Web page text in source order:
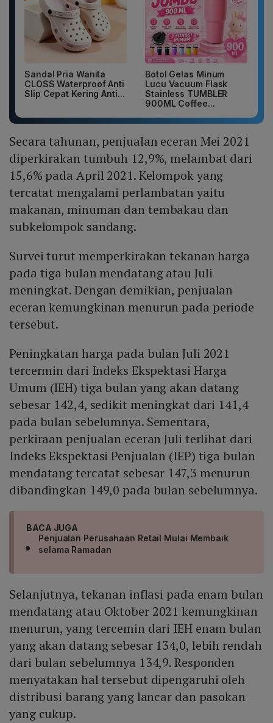
Sandal Pria Wanita
CLOSS Waterproof Anti
Slip Cepat Kering Anti...
Botol Gelas Minum
Lucu Vacuum Flask
Stainless TUMBLER
900ML Coffee...
Secara tahunan, penjualan eceran Mei 2021
diperkirakan tumbuh 12,9%, melambat dari
15,6% pada April 2021. Kelompok yang
tercatat mengalami perlambatan yaitu
makanan, minuman dan tembakau dan
subkelompok sandang.
Survei turut memperkirakan tekanan harga
pada tiga bulan mendatang atau Juli
meningkat. Dengan demikian, penjualan
eceran kemungkinan menurun pada periode
tersebut.
Peningkatan harga pada bulan Juli 2021
tercermin dari Indeks Ekspektasi Harga
Umum (IEH) tiga bulan yang akan datang
sebesar 142,4, sedikit meningkat dari 141,4
pada bulan sebelumnya. Sementara,
perkiraan penjualan eceran Juli terlihat dari
Indeks Ekspektasi Penjualan (IEP) tiga bulan
mendatang tercatat sebesar 147,3 menurun
dibandingkan 149,0 pada bulan sebelumnya.
BACA JUGA
Penjualan Perusahaan Retail Mulai Membaik
selama Ramadan
Selanjutnya, tekanan inflasi pada enam bulan
mendatang atau Oktober 2021 kemungkinan
menurun, yang tercemin dari IEH enam bulan
yang akan datang sebesar 134,0, lebih rendah
dari bulan sebelumnya 134,9. Responden
menyatakan hal tersebut dipengaruhi oleh
distribusi barang yang lancar dan pasokan
yang cukup.